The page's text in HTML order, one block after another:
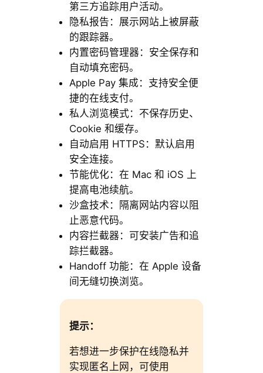
第三方追踪用户活动。
隐私报告：展示网站上被屏蔽
的跟踪器。
内置密码管理器：安全保存和
自动填充密码。
Apple Pay 集成：支持安全便
捷的在线支付。
私人浏览模式：不保存历史、
Cookie 和缓存。
自动启用 HTTPS：默认启用
安全连接。
节能优化：在 Mac 和 iOS 上
提高电池续航。
沙盒技术：隔离网站内容以阻
止恶意代码。
内容拦截器：可安装广告和追
踪拦截器。
Handoff 功能：在 Apple 设备
间无缝切换浏览。
提示：
若想进一步保护在线隐私并
实现匿名上网，可使用